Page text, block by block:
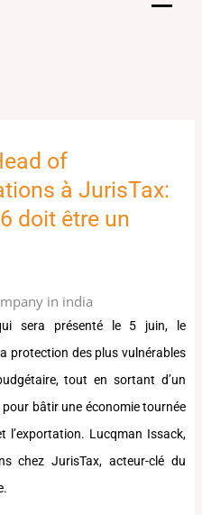
of
à JurisTax:
doit être un
sera présenté le 5 juin, le
protection des plus vulnérables
tout en sortant d’un
bâtir une économie tournée
l’exportation. Lucqman Issack,
chez JurisTax, acteur-clé du